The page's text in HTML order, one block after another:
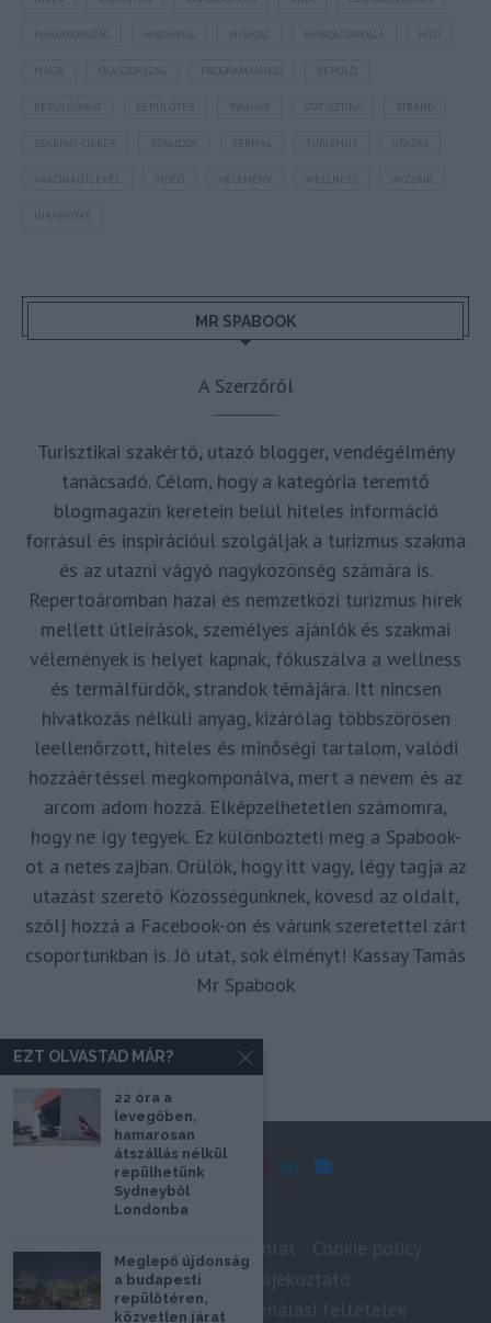
MAGYARORSZÁG MISKOLCTAPOLCA MTÜ
MÁLTA OLASZORSZÁG
REPÜLŐJÁRAT REPÜLŐTÉR STATISZTIKA STRAND
SZAKMAI CIKKEK SZÁLLODA TERMÁL TURIZMUS UTAZÁS
VAKCINAÚTLEVÉL WIZZAIR
ÚJRANYITÁS
MR SPABOOK
A Szerzőről
Turisztikai szakértő, utazó blogger, vendégélmény
tanácsadó. Célom, hogy a kategória teremtő
blogmagazin keretein belül hiteles információ
forrásul és inspirációul szolgáljak a turizmus szakma
és az utazni vágyó nagyközönség számára is.
Repertoáromban hazai és nemzetközi turizmus hírek
mellett útleírások, személyes ajánlók és szakmai
vélemények is helyet kapnak, fókuszálva a wellness
és termálfürdők, strandok témájára. Itt nincsen
hivatkozás nélküli anyag, kizárólag többszörösen
leellenőrzött, hiteles és minőségi tartalom, valódi
hozzáértéssel megkomponálva, mert a nevem és az
arcom adom hozzá. Elképzelhetetlen számomra,
hogy ne így tegyek. Ez különbözteti meg a Spabook-
ot a netes zajban. Örülök, hogy itt vagy, légy tagja az
utazást szerető Közösségünknek, kövesd az oldalt,
szólj hozzá a Facebook-on és várunk szeretettel zárt
csoportunkban is. Jó utat, sok élményt! Kassay Tamás
Mr Spabook
Impresszum
Adatkezelési tájékoztató
Szerzői jogok, felhasználási feltételek
EZT OLVASTAD MÁR?
22 óra a
levegőben,
hamarosan
átszállás nélkül
repülhetünk
Sydneyből
Londonba
Meglepő újdonság
a budapesti
repülőtéren,
közvetlen járat